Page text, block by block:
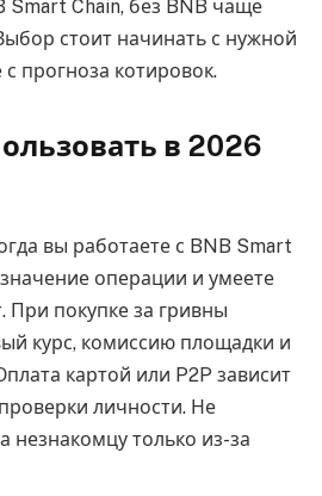
Chain, без BNB чаще
стоит начинать с нужной
прогноза котировок.
в 2026
вы работаете с BNB Smart
операции и умеете
При покупке за гривны
курс, комиссию площадки и
картой или P2P зависит
личности. Не
незнакомцу только из-за